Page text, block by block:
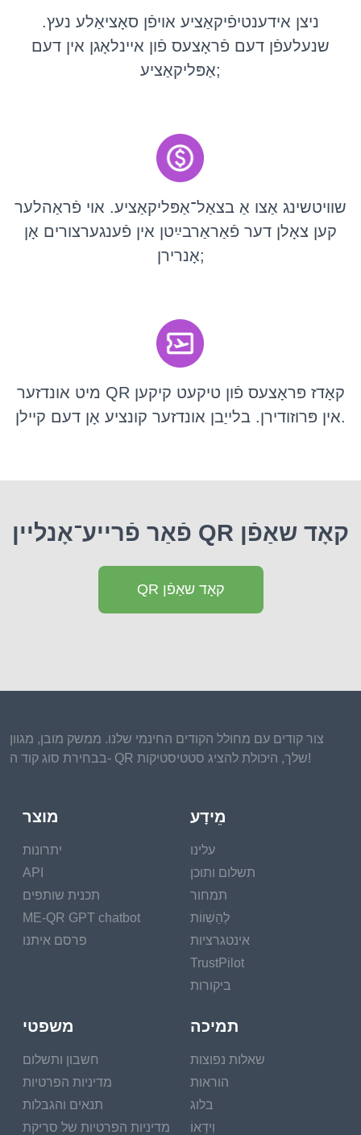
ניצן אידענטיפֿיקאַציע אויפֿן סאָציאַלע נעץ.
שנעלעפֿן דעם פֿראָצעס פֿון איינלאָגן אין דעם
אַפּליקאַציע;
שוויטשינג אַצו אַ בצאַל־אַפּליקאַציע. אוי פֿראַהלער
קען צאָלן דער פֿאַראַרבײַטן אין פֿענגערצורים אָן
אָנרירן;
מיט אונדזער QR קאָדז פּראָצעס פֿון טיקעט קיקען
אין פּרוזודירן. בלייַבן אונדזער קונציע אָן דעם קיילן.
פֿאַר פֿרייע־אָנליין QR קאָד שאַפֿן
QR קאָד שאַפֿן
צור קודים עם מחולל הקודים החינמי שלנו. ממשק מובן, מגוון
בבחירת סוג קוד ה- QR שלך, היכולת להציג סטטיסטיקות!
מוצר
יתרונות
API
תכנית שותפים
ME-QR GPT chatbot
פרסם איתנו
מֵידָע
עלינו
תשלום ותוכן
תמחור
לְהַשְׁווֹת
אינטגרציות
TrustPilot
ביקורות
משפטי
חשבון ותשלום
מדיניות הפרטיות
תנאים והגבלות
מדיניות הפרטיות של סריקת
תמיכה
שאלות נפוצות
הוראות
בלוג
וִידֵאוֹ